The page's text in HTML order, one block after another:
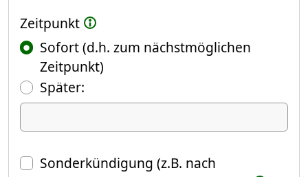
Zeitpunkt
Sofort (d.h. zum nächstmöglichen
Zeitpunkt)
Später:(Fokus springt automatisch ins
Datum
Sonderkündigung (z.B. nach